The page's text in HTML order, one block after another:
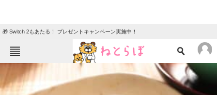
🎁 Switch 2もあたる！ プレゼントキャンペーン実施中！
ねとらぼメニュー
TOP